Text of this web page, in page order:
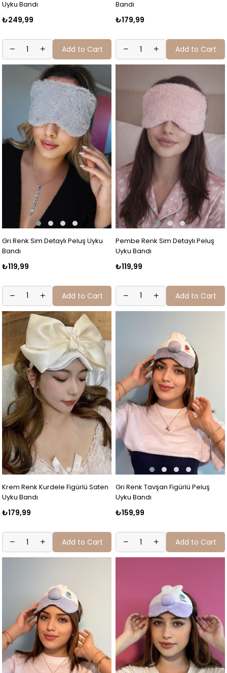
Uyku Bandı
₺249,99
Add to Cart
Bandı
₺179,99
Add to Cart
Gri Renk Sim Detaylı Peluş Uyku
Bandı
₺119,99
Add to Cart
Pembe Renk Sim Detaylı Peluş
Uyku Bandı
₺119,99
Add to Cart
Krem Renk Kurdele Figürlü Saten
Uyku Bandı
₺179,99
Add to Cart
Gri Renk Tavşan Figürlü Peluş
Uyku Bandı
₺159,99
Add to Cart